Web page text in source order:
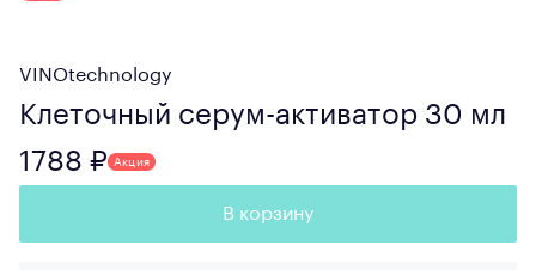
VINOtechnology
Клеточный серум-активатор 30 мл
1788 ₽
Акция
В корзину